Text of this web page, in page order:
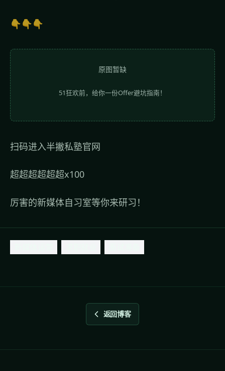
👇👇👇
原图暂缺
51狂欢前，给你一份Offer避坑指南！
扫码进入半撇私塾官网
超超超超超超x100
厉害的新媒体自习室等你来研习！
返回博客